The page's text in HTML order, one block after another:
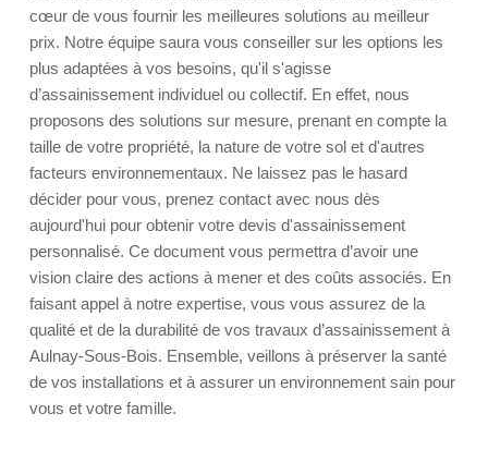
cœur de vous fournir les meilleures solutions au meilleur
prix. Notre équipe saura vous conseiller sur les options les
plus adaptées à vos besoins, qu'il s'agisse
d’assainissement individuel ou collectif. En effet, nous
proposons des solutions sur mesure, prenant en compte la
taille de votre propriété, la nature de votre sol et d'autres
facteurs environnementaux. Ne laissez pas le hasard
décider pour vous, prenez contact avec nous dès
aujourd'hui pour obtenir votre devis d'assainissement
personnalisé. Ce document vous permettra d’avoir une
vision claire des actions à mener et des coûts associés. En
faisant appel à notre expertise, vous vous assurez de la
qualité et de la durabilité de vos travaux d’assainissement à
Aulnay-Sous-Bois. Ensemble, veillons à préserver la santé
de vos installations et à assurer un environnement sain pour
vous et votre famille.